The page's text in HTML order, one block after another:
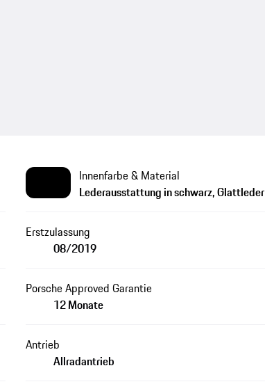
Innenfarbe & Material
Lederausstattung in schwarz, Glattleder
Erstzulassung
08/2019
Porsche Approved Garantie
12 Monate
Antrieb
Allradantrieb